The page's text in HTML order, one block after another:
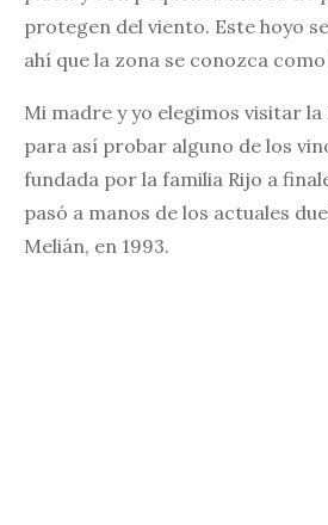
protegen del viento. Este hoyo
ahí que la zona se conozca
Mi madre y yo elegimos visitar la
para así probar alguno de los
fundada por la familia Rijo a
pasó a manos de los actuales
Melián, en 1993.